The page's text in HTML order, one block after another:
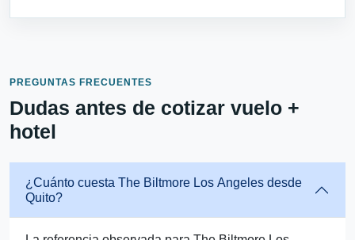
PREGUNTAS FRECUENTES
Dudas antes de cotizar vuelo +
hotel
¿Cuánto cuesta The Biltmore Los Angeles desde
Quito?